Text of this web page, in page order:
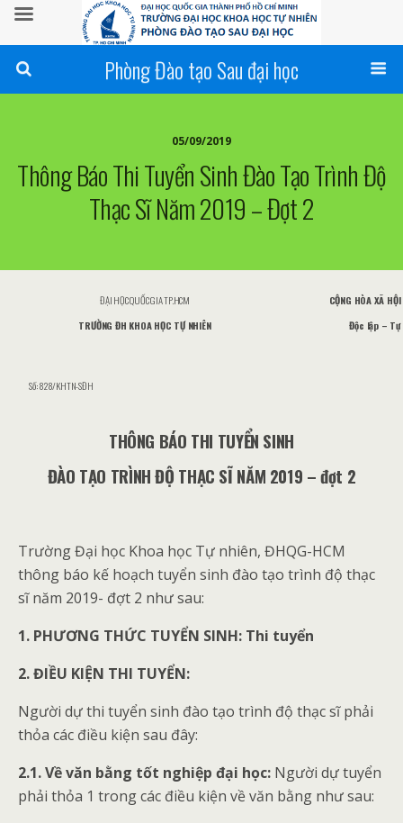
Phòng Đào tạo Sau đại học
05/09/2019
Thông Báo Thi Tuyển Sinh Đào Tạo Trình Độ
Thạc Sĩ Năm 2019 – Đợt 2
ĐẠI HỌC QUỐC GIA TP.HCM
TRƯỜNG ĐH KHOA HỌC TỰ NHIÊN
CỘNG HÒA XÃ
Độc lập –
Số: 828/KHTN-SĐH
THÔNG BÁO THI TUYỂN SINH
ĐÀO TẠO TRÌNH ĐỘ THẠC SĨ NĂM 2019 – đợt 2
Trường Đại học Khoa học Tự nhiên, ĐHQG-HCM
thông báo kế hoạch tuyển sinh đào tạo trình độ thạc
sĩ năm 2019- đợt 2 như sau:
1. PHƯƠNG THỨC TUYỂN SINH: Thi tuyển
2. ĐIỀU KIỆN THI TUYỂN:
Người dự thi tuyển sinh đào tạo trình độ thạc sĩ phải
thỏa các điều kiện sau đây:
2.1. Về văn bằng tốt nghiệp đại học: Người dự tuyển
phải thỏa 1 trong các điều kiện về văn bằng như sau: